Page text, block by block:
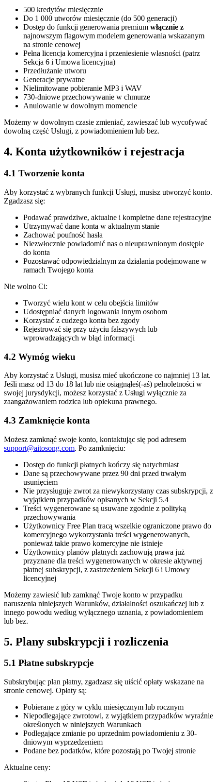
500 kredytów miesięcznie
Do 1 000 utworów miesięcznie (do 500 generacji)
Dostęp do funkcji generowania premium włącznie z
najnowszym flagowym modelem generowania wskazanym
na stronie cenowej
Pełna licencja komercyjna i przeniesienie własności (patrz
Sekcja 6 i Umowa licencyjna)
Przedłużanie utworu
Generacje prywatne
Nielimitowane pobieranie MP3 i WAV
730-dniowe przechowywanie w chmurze
Anulowanie w dowolnym momencie
Możemy w dowolnym czasie zmieniać, zawieszać lub wycofywać
dowolną część Usługi, z powiadomieniem lub bez.
4. Konta użytkowników i rejestracja
4.1 Tworzenie konta
Aby korzystać z wybranych funkcji Usługi, musisz utworzyć konto.
Zgadzasz się:
Podawać prawdziwe, aktualne i kompletne dane rejestracyjne
Utrzymywać dane konta w aktualnym stanie
Zachować poufność hasła
Niezwłocznie powiadomić nas o nieuprawnionym dostępie
do konta
Pozostawać odpowiedzialnym za działania podejmowane w
ramach Twojego konta
Nie wolno Ci:
Tworzyć wielu kont w celu obejścia limitów
Udostępniać danych logowania innym osobom
Korzystać z cudzego konta bez zgody
Rejestrować się przy użyciu fałszywych lub
wprowadzających w błąd informacji
4.2 Wymóg wieku
Aby korzystać z Usługi, musisz mieć ukończone co najmniej 13 lat.
Jeśli masz od 13 do 18 lat lub nie osiągnąłeś(-aś) pełnoletności w
swojej jurysdykcji, możesz korzystać z Usługi wyłącznie za
zaangażowaniem rodzica lub opiekuna prawnego.
4.3 Zamknięcie konta
Możesz zamknąć swoje konto, kontaktując się pod adresem
support@aitosong.com. Po zamknięciu:
Dostęp do funkcji płatnych kończy się natychmiast
Dane są przechowywane przez 90 dni przed trwałym
usunięciem
Nie przysługuje zwrot za niewykorzystany czas subskrypcji, z
wyjątkiem przypadków opisanych w Sekcji 5.4
Treści wygenerowane są usuwane zgodnie z polityką
przechowywania
Użytkownicy Free Plan tracą wszelkie ograniczone prawo do
komercyjnego wykorzystania treści wygenerowanych,
ponieważ takie prawo komercyjne nie istnieje
Użytkownicy planów płatnych zachowują prawa już
przyznane dla treści wygenerowanych w okresie aktywnej
płatnej subskrypcji, z zastrzeżeniem Sekcji 6 i Umowy
licencyjnej
Możemy zawiesić lub zamknąć Twoje konto w przypadku
naruszenia niniejszych Warunków, działalności oszukańczej lub z
innego powodu według wyłącznego uznania, z powiadomieniem
lub bez.
5. Plany subskrypcji i rozliczenia
5.1 Płatne subskrypcje
Subskrybując plan płatny, zgadzasz się uiścić opłaty wskazane na
stronie cenowej. Opłaty są:
Pobierane z góry w cyklu miesięcznym lub rocznym
Niepodlegające zwrotowi, z wyjątkiem przypadków wyraźnie
określonych w niniejszych Warunkach
Podlegające zmianie po uprzednim powiadomieniu z 30-
dniowym wyprzedzeniem
Podane bez podatków, które pozostają po Twojej stronie
Aktualne ceny: